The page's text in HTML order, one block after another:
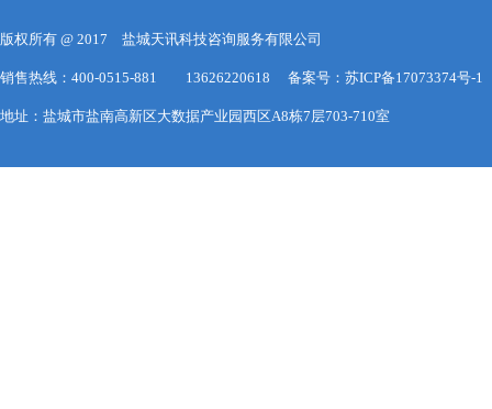
版权所有 @ 2017 盐城天讯科技咨询服务有限公司
销售热线：400-0515-881 13626220618 备案号： 苏ICP备17073374号-1
地址：盐城市盐南高新区大数据产业园西区A8栋7层703-710室